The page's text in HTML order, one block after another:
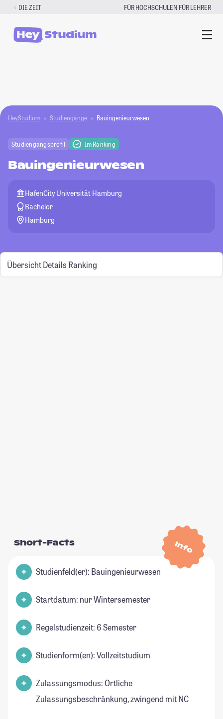
Zum
springen
DIE ZEIT FÜR HOCHSCHULEN|FÜR LEHRER
HeyStudium Studiengänge Bauingenieurwesen
Studiengangsprofil Im Ranking
Bauingenieurwesen
HafenCity Universität Hamburg
Bachelor
Hamburg
Übersicht Details Ranking
Info
Short-Facts
Studienfeld(er): Bauingenieurwesen
Startdatum: nur Wintersemester
Regelstudienzeit: 6 Semester
Studienform(en): Vollzeitstudium
Zulassungsmodus: Örtliche
Zulassungsbeschränkung, zwingend mit NC